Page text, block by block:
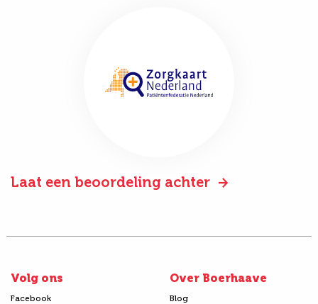
Laat een beoordeling achter
Volg ons
Facebook
Over Boerhaave
Blog